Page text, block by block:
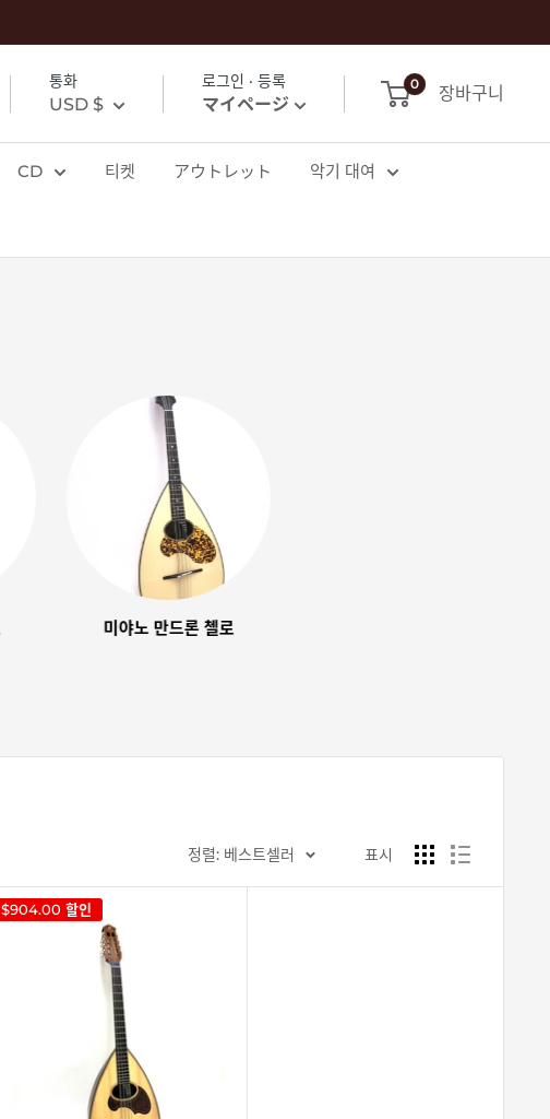
통화
USD $
로그인 · 등록
マイページ
0 장바구니
CD 티켓 アウトレット 악기 대여
미야노 만드론 첼로
정렬: 베스트셀러 표시
$904.00 할인